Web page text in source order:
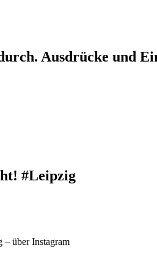
Ausdrücke und
#Leipzig
über Instagram